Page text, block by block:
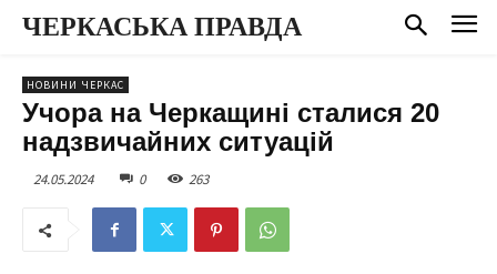
ЧЕРКАСЬКА ПРАВДА
НОВИНИ ЧЕРКАС
Учора на Черкащині сталися 20
надзвичайних ситуацій
24.05.2024 0 263